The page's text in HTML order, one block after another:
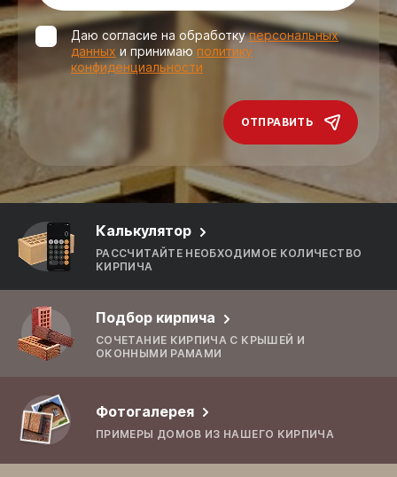
Даю согласие на обработкуперсональных
данных и принимаю политику
конфиденциальности
ОТПРАВИТЬ
Калькулятор
РАССЧИТАЙТЕ НЕОБХОДИМОЕ КОЛИЧЕСТВО
КИРПИЧА
Подбор кирпича
СОЧЕТАНИЕ КИРПИЧА С КРЫШЕЙ И
ОКОННЫМИ РАМАМИ
Фотогалерея
ПРИМЕРЫ ДОМОВ ИЗ НАШЕГО КИРПИЧА